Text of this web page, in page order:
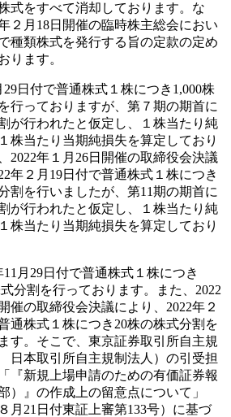
式をすべて消却しております。な
２月18日開催の臨時株主総会におい
種類株式を発行する旨の定款の定め
ります。
29日付で普通株式１株につき1,000株
行っておりますが、第７期の期首に
が行われたと仮定し、１株当たり純
株当たり当期純損失を算定しており
2022年１月26日開催の取締役会決議
年２月19日付で普通株式１株につき
割を行いましたが、第11期の期首に
が行われたと仮定し、１株当たり純
株当たり当期純損失を算定しており
11月29日付で普通株式１株につき
分割を行っております。また、2022
催の取締役会決議により、2022年２
通株式１株につき20株の株式分割を
す。そこで、東京証券取引所自主規
本取引所自主規制法人）の引受担
『新規上場申請のための有価証券報
）』の作成上の留意点について」
月21日付東証上審第133号）に基づ